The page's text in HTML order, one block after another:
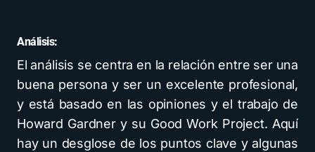
Análisis:
El análisis se centra en la relación entre ser una
buena persona y ser un excelente profesional,
y está basado en las opiniones y el trabajo de
Howard Gardner y su Good Work Project. Aquí
hay un desglose de los puntos clave y algunas